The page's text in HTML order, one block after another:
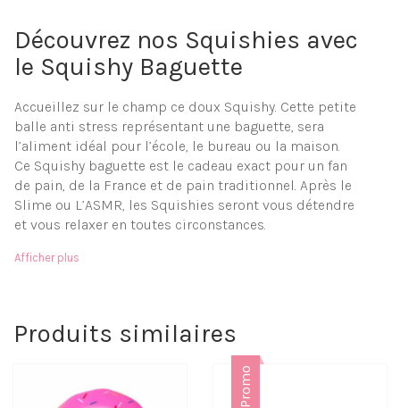
Découvrez nos Squishies avec
le Squishy Baguette
Accueillez sur le champ ce doux Squishy. Cette petite
balle anti stress représentant une baguette, sera
l’aliment idéal pour l’école, le bureau ou la maison.
Ce Squishy baguette est le cadeau exact pour un fan
de pain, de la France et de pain traditionnel. Après le
Slime ou L’ASMR, les Squishies seront vous détendre
et vous relaxer en toutes circonstances.
Matière à mémoire de forme
Moelleux et doux
Paiement sécurisé
Relachez vous grâce aux
avantages de nos Squishies
Afficher plus
Produits similaires
Promo